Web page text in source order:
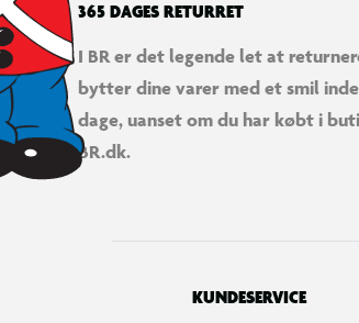
365 DAGES RETURRET
I BR er det legende let at
bytter dine varer med et smil
dage, uanset om du har købt i
BR.dk.
KUNDESERVICE